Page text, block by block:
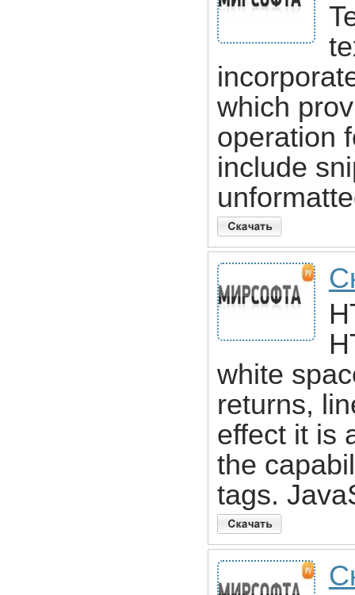
which
operation
include
white
returns,
effect it is
the
tags.